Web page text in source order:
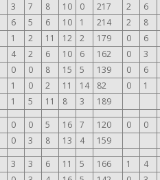
3 7 8 10 0 217 2 6
6 5 6 10 1 214 2 8
1 2 11 12 2 179 0 6
4 2 6 10 6 162 0 3
0 0 8 15 5 139 0 6
1 0 2 11 14 82 0 1
1 5 11 8 3 189
0 0 5 16 7 120 0 0
0 3 8 13 4 159
3 3 6 11 5 166 1 4